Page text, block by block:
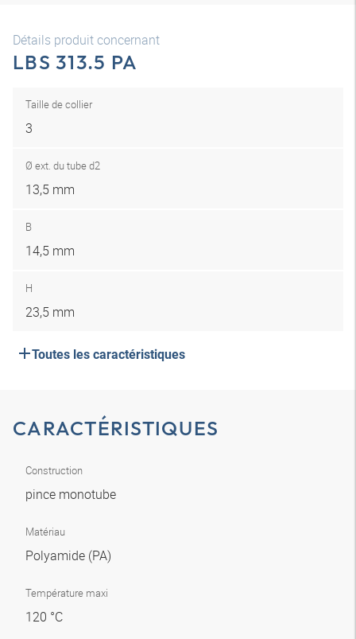
Détails produit concernant
LBS 313.5 PA
Taille de collier
3
Ø ext. du tube d2
13,5 mm
B
14,5 mm
H
23,5 mm
Toutes les caractéristiques
CARACTÉRISTIQUES
Construction
pince monotube
Matériau
Polyamide (PA)
Température maxi
120 °C